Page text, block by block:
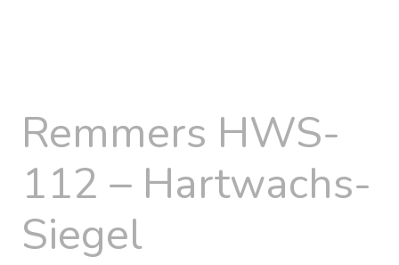
Remmers HWS-
112 – Hartwachs-
Siegel